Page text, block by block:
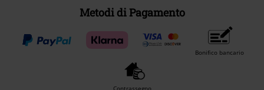
Metodi di Pagamento
Bonifico bancario
Contrassegno